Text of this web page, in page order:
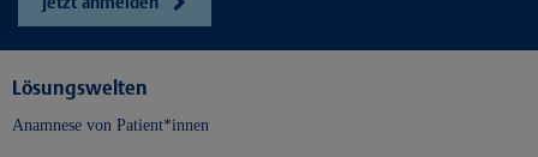
Lösungswelten
Anamnese von Patient*innen